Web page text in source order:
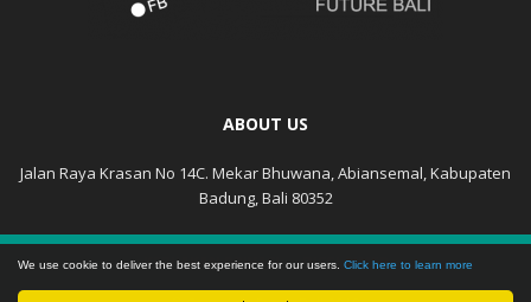
We use cookie to deliver the best experience for our users. Click here to learn more
ABOUT US
Jalan Raya Krasan No 14C. Mekar Bhuwana, Abiansemal, Kabupaten
Badung, Bali 80352
KEBIJAKAN PRIVASI DISCLAIMER